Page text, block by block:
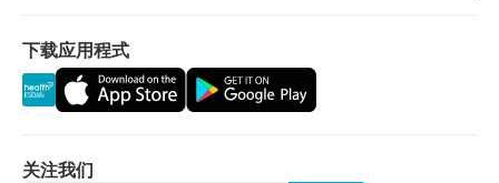
下载应用程式
关注我们